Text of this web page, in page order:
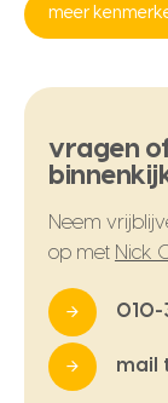
meer
vragen
Neem
op met Nick
010-
mail